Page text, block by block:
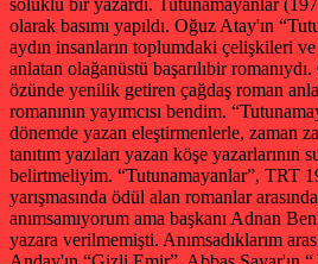
olarak basımı yapıldı. Oğuz Atay'ın
aydın insanların toplumdaki çelişkileri ve
anlatan olağanüstü başarılıbir
özünde yenilik getiren çağdaş roman
romanının yayımcısı bendim.
dönemde yazan eleştirmenlerle, zaman
tanıtım yazıları yazan köşe yazarlarının
belirtmeliyim. “Tutunamayanlar”, TRT
yarışmasında ödül alan romanlar
anımsamıyorum ama başkanı Adnan
yazara verilmemişti. Anımsadıklarım